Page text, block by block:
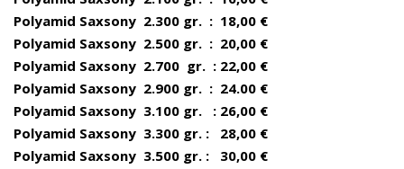
Polyamid Saxsony 2.300 gr. : 18,00 €
Polyamid Saxsony 2.500 gr. : 20,00 €
Polyamid Saxsony 2.700 gr. : 22,00 €
Polyamid Saxsony 2.900 gr. : 24.00 €
Polyamid Saxsony 3.100 gr. : 26,00 €
Polyamid Saxsony 3.300 gr. : 28,00 €
Polyamid Saxsony 3.500 gr. : 30,00 €